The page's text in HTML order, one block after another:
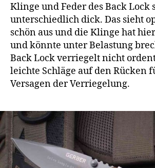
Klinge und Feder des Back Lock
unterschiedlich dick. Das sieht
schön aus und die Klinge hat
und könnte unter Belastung
Back Lock verriegelt nicht
leichte Schläge auf den Rücken
Versagen der Verriegelung.